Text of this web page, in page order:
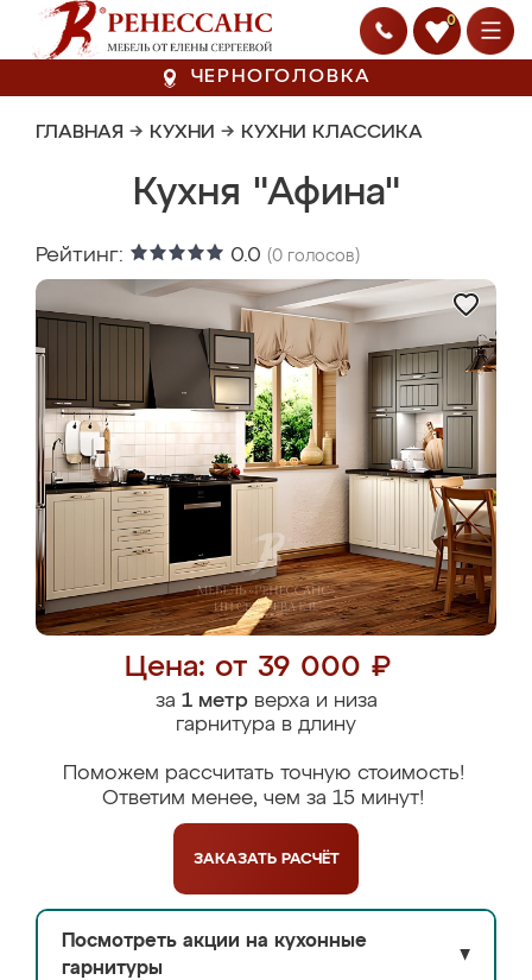
0
ЧЕРНОГОЛОВКА
ГЛАВНАЯ → КУХНИ → КУХНИ КЛАССИКА
Кухня "Афина"
Рейтинг: 0.0 (0 голосов)
Цена: от 39 000 ₽
за 1 метрверха и низа
гарнитура в длину
Поможем рассчитать точную стоимость!
Ответим менее, чем за 15 минут!
ЗАКАЗАТЬ РАСЧЁТ
Посмотреть акции на кухонные
гарнитуры
▼